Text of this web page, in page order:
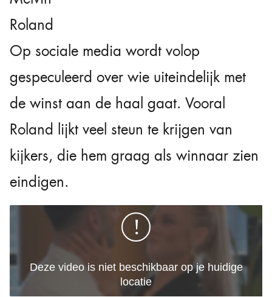
Roland
Op sociale media wordt volop
gespeculeerd over wie uiteindelijk met
de winst aan de haal gaat. Vooral
Roland lijkt veel steun te krijgen van
kijkers, die hem graag als winnaar zien
eindigen.